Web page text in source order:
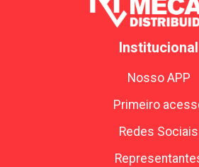
Institucional
Nosso APP
Primeiro
Redes Sociais